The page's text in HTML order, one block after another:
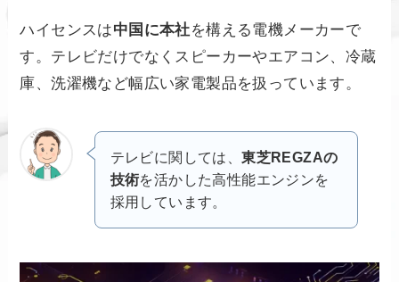
ハイセンスは中国に本社を構える電機メーカーで
す。テレビだけでなくスピーカーやエアコン、冷蔵
庫、洗濯機など幅広い家電製品を扱っています。
テレビに関しては、東芝REGZAの
技術を活かした高性能エンジンを
採用しています。